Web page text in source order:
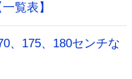
覧表】
、175、180センチな